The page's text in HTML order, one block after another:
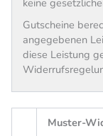
Gutscheine
angegebenen
diese Leistung
Muster-